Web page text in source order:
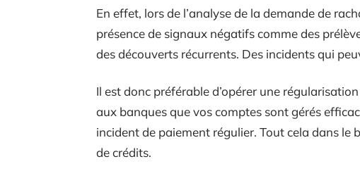
En effet, lors de l’analyse de la demande de
présence de signaux négatifs comme des
des découverts récurrents. Des incidents qui
Il est donc préférable d’opérer une
aux banques que vos comptes sont gérés
incident de paiement régulier. Tout cela dans le
de crédits.